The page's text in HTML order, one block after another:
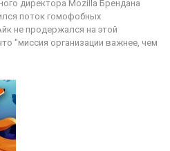
директора Mozilla Брендана
поток гомофобных
не продержался на этой
"миссия организации важнее, чем